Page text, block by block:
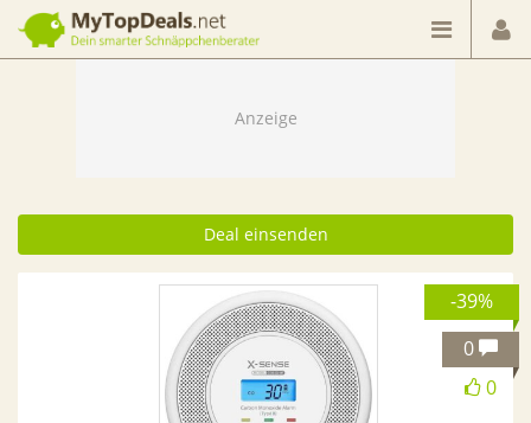
Dein smarter Schnäppchenberater
Deal einsenden
-39%
0
0